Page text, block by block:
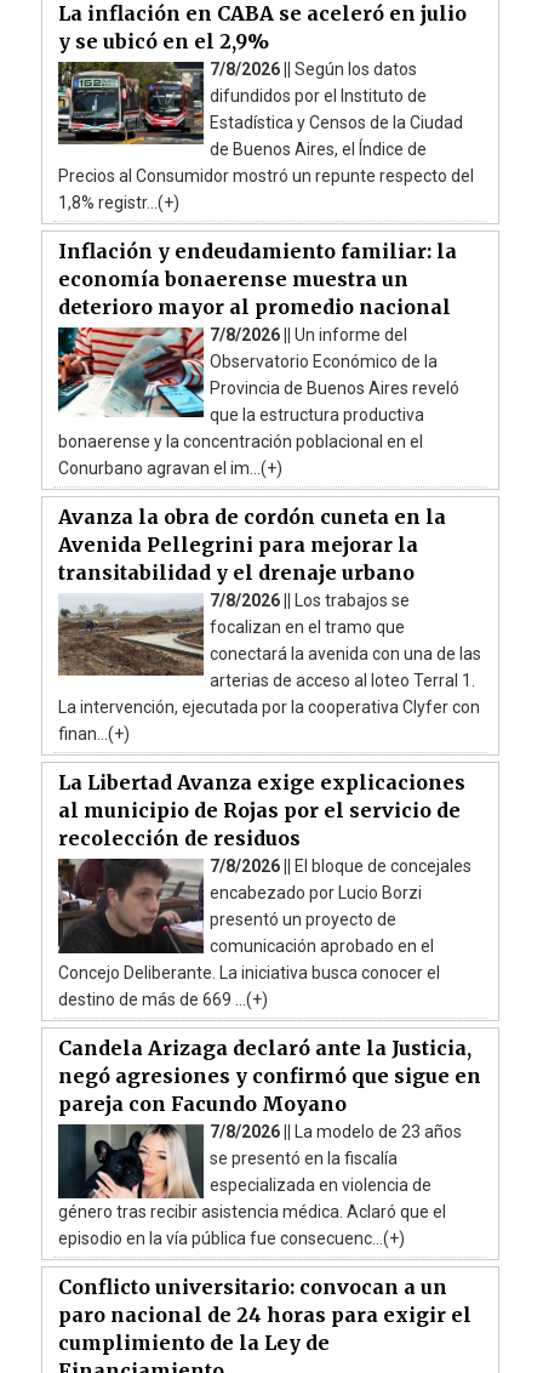
La inflación en CABA se aceleró en julio
y se ubicó en el 2,9%
7/8/2026 || Según los datos
difundidos por el Instituto de
Estadística y Censos de la Ciudad
de Buenos Aires, el Índice de
Precios al Consumidor mostró un repunte respecto del
1,8% registr...(+)
Inflación y endeudamiento familiar: la
economía bonaerense muestra un
deterioro mayor al promedio nacional
7/8/2026 || Un informe del
Observatorio Económico de la
Provincia de Buenos Aires reveló
que la estructura productiva
bonaerense y la concentración poblacional en el
Conurbano agravan el im...(+)
Avanza la obra de cordón cuneta en la
Avenida Pellegrini para mejorar la
transitabilidad y el drenaje urbano
7/8/2026 ||
Los trabajos se
focalizan en el tramo que
conectará la avenida con una de las
arterias de acceso al loteo Terral 1.
La intervención, ejecutada por la cooperativa Clyfer con
finan...(+)
La Libertad Avanza exige explicaciones
al municipio de Rojas por el servicio de
recolección de residuos
7/8/2026 ||
El bloque de concejales
encabezado por Lucio Borzi
presentó un proyecto de
comunicación aprobado en el
Concejo Deliberante. La iniciativa busca conocer el
destino de más de 669 ...(+)
Candela Arizaga declaró ante la Justicia,
negó agresiones y confirmó que sigue en
pareja con Facundo Moyano
7/8/2026 ||
La modelo de 23 años
se presentó en la fiscalía
especializada en violencia de
género tras recibir asistencia médica. Aclaró que el
episodio en la vía pública fue consecuenc...(+)
Conflicto universitario: convocan a un
paro nacional de 24 horas para exigir el
cumplimiento de la Ley de